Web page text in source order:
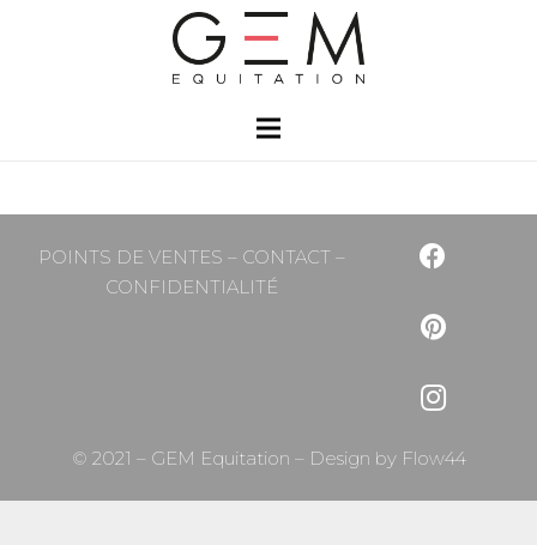
POINTS DE VENTES – CONTACT–
CONFIDENTIALITÉ
© 2021 – GEM Equitation – Design byFlow44